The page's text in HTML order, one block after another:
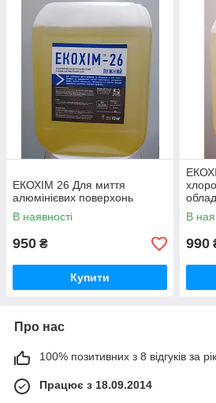
ЕКОХІМ 26 Для миття
алюмінієвих поверхонь
В наявності
950 ₴
Купити
В
990
Про нас
100% позитивних з 8 відгуків за рік
Працює з 18.09.2014